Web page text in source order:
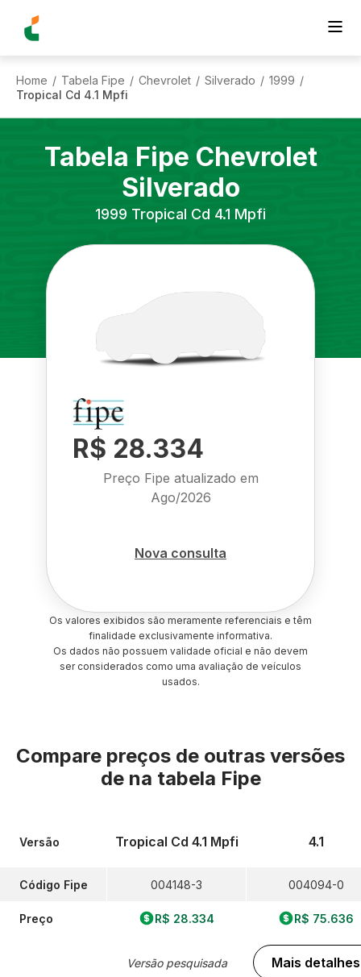
Home / Tabela Fipe / Chevrolet / Silverado / 1999 /
Tropical Cd 4.1 Mpfi
Tabela Fipe Chevrolet
Silverado
1999 Tropical Cd 4.1 Mpfi
R$ 28.334
Preço Fipe atualizado em
Ago/2026
Nova consulta
Os valores exibidos são meramente referenciais e têm
finalidade exclusivamente informativa.
Os dados não possuem validade oficial e não devem
ser considerados como uma avaliação de veículos
usados.
Compare preços de outras versões
de na tabela Fipe
Versão
Código Fipe
Preço
Tropical Cd 4.1 Mpfi
004148-3
R$ 28.334
Versão pesquisada
4.1
004094-0
R$ 75.636
Mais detalhes